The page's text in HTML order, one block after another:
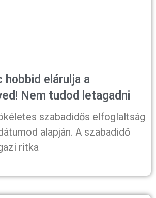
hobbid elárulja a
Nem tudod letagadni
szabadidős elfoglaltság
alapján. A szabadidő
ritka